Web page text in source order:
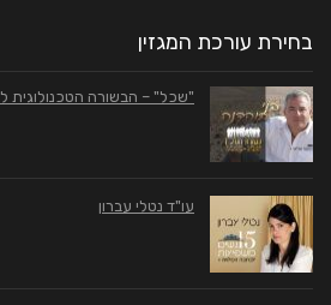
בחירת עורכת המגזין
"שכל" – הבשורה הטכנולוגית
עו"ד נטלי עברון